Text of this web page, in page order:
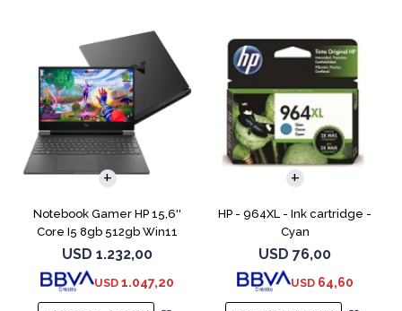
Notebook Gamer HP 15,6''
Core I5 8gb 512gb Win11
Rtx3050
USD 1.232,00
USD 1.047,20
COMPARAR
HP - 964XL - Ink cartridge -
Cyan
USD 76,00
USD 64,60